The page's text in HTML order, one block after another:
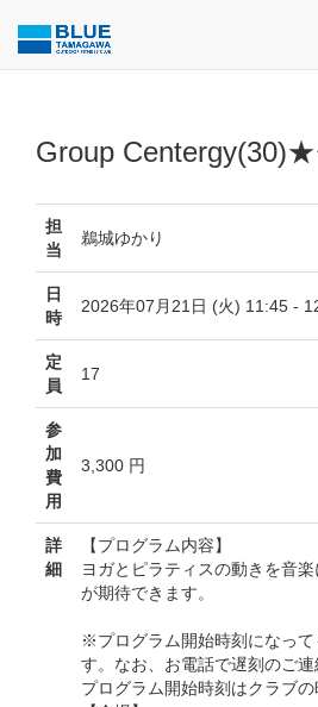
Group
担
当
鵜城ゆかり
日
時
2026年07月21日 (火) 11:45 -
定
員
17
参
加
費
用
3,300 円
詳
細
【プログラム内容】
ヨガとピラティスの動きを音
が期待できます。
※プログラム開始時刻になっ
す。なお、お電話で遅刻のご
プログラム開始時刻はクラブの